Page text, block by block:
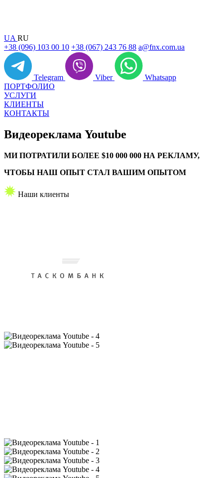
UA RU
+38 (096) 103 00 10 +38 (067) 243 76 88 a@fnx.com.ua
Telegram Viber
Whatsapp
ПОРТФОЛИО
УСЛУГИ
КЛИЕНТЫ
КОНТАКТЫ
Видеореклама Youtube
МИ ПОТРАТИЛИ БОЛЕЕ $10 000 000 НА РЕКЛАМУ,
ЧТОБЫ НАШ ОПЫТ СТАЛ ВАШИМ ОПЫТОМ
Наши клиенты